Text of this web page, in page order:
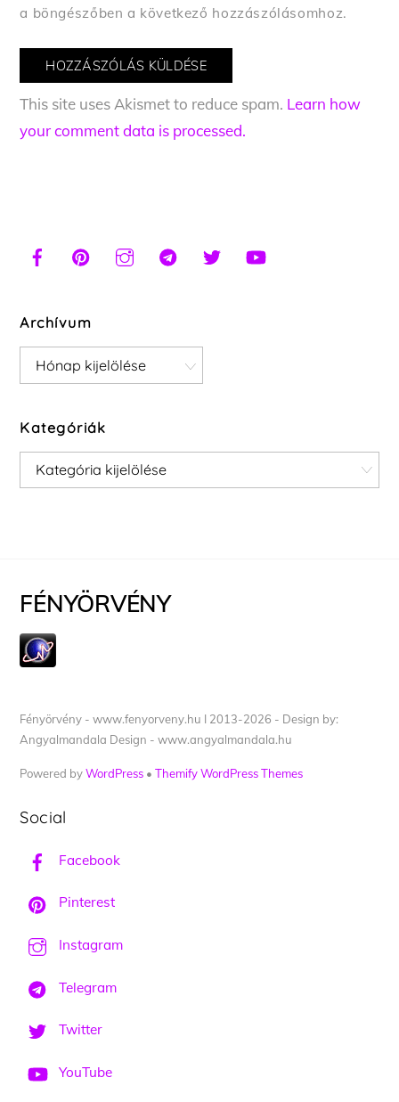
a böngészőben a következő hozzászólásomhoz.
This site uses Akismet to reduce spam. Learn how
your comment data is processed.
Archívum
Archívum
Kategóriák
Kategóriák
FÉNYÖRVÉNY
Fényörvény - www.fenyorveny.hu I 2013-2026 - Design by:
Angyalmandala Design - www.angyalmandala.hu
Powered byWordPress •Themify WordPress Themes
Social
Facebook
Pinterest
Instagram
Telegram
Twitter
YouTube